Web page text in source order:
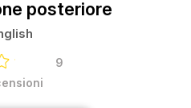
posteriore
9